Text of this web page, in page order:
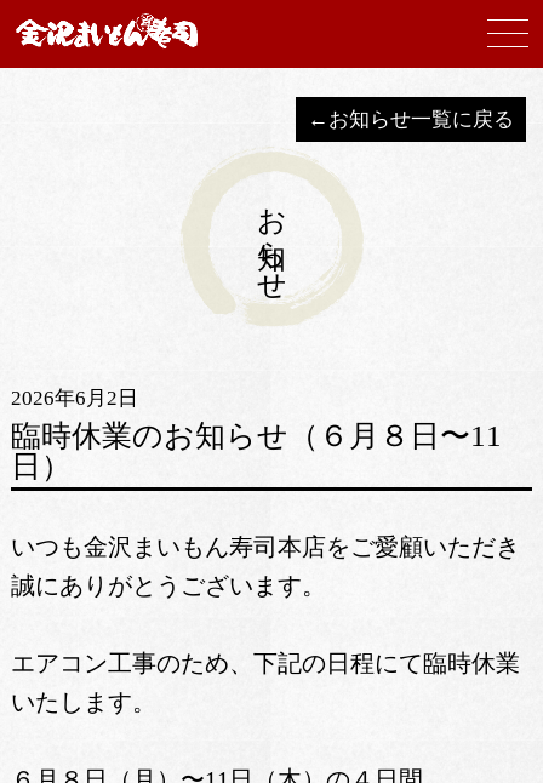
お知らせ
←お知らせ一覧に戻る
2026年6月2日
臨時休業のお知らせ（６月８日〜11
日）
いつも金沢まいもん寿司本店をご愛顧いただき
誠にありがとうございます。
エアコン工事のため、下記の日程にて臨時休業
いたします。